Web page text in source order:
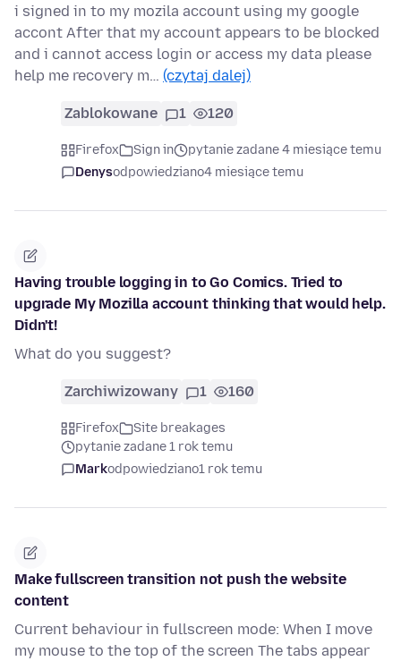
i signed in to my mozila account using my google
accont After that my account appears to be blocked
and i cannot access login or access my data please
help me recovery m… (czytaj dalej)
Zablokowane 1 120
Firefox Sign in
pytanie zadane 4 miesiące temu
Denysodpowiedziano4 miesiące temu
Having trouble logging in to Go Comics. Tried to
upgrade My Mozilla account thinking that would help.
Didn't!
What do you suggest?
Zarchiwizowany 1 160
Firefox
Site breakages
pytanie zadane 1 rok temu
Markodpowiedziano1 rok temu
Make fullscreen transition not push the website
content
Current behaviour in fullscreen mode: When I move
my mouse to the top of the screen The tabs appear